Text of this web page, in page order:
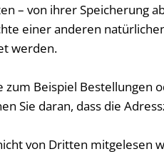
– von ihrer Speicherung
einer anderen
werden.
Beispiel Bestellungen
Sie daran, dass die
von Dritten mitgelesen